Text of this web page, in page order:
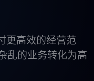
更高效的经营范
乱的业务转化为高